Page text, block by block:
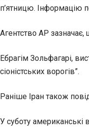
п’ятницю. Інформацію
Агентство AP
Ебрагім Зольфагарі,
сіоністських ворогів”.
Раніше Іран також
У суботу американські